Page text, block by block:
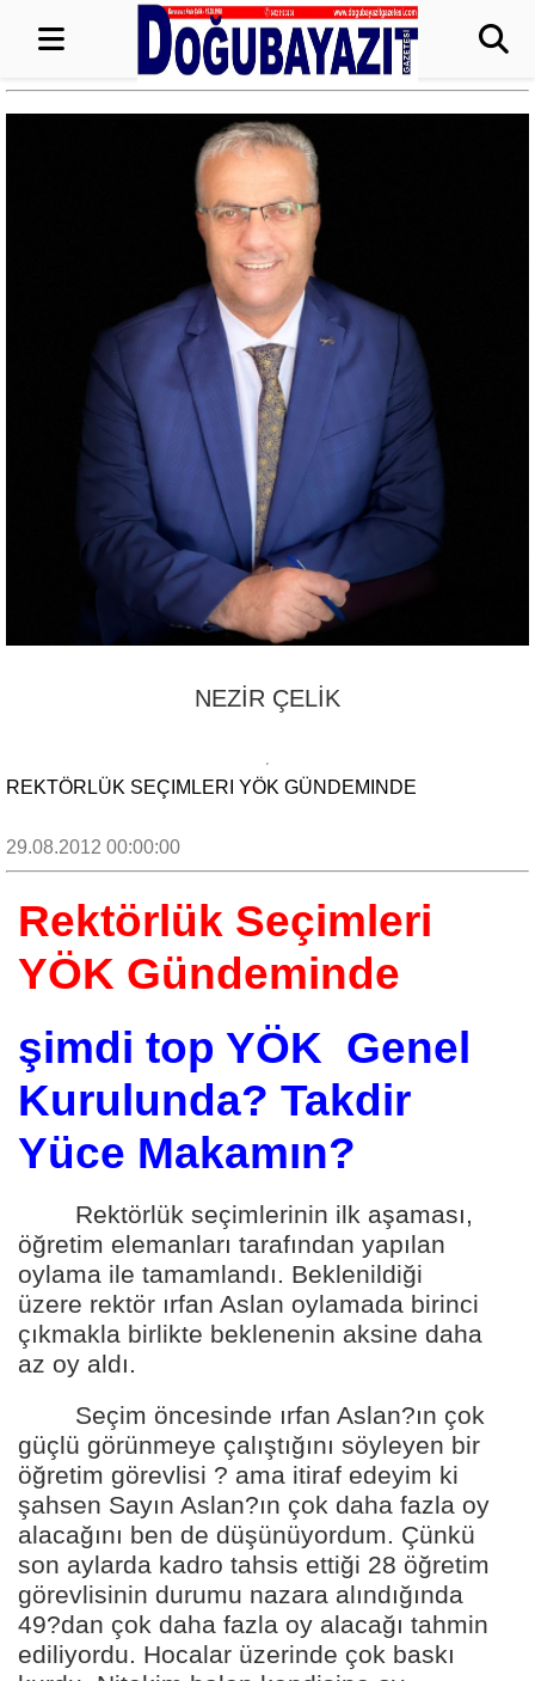
NEZİR ÇELİK
REKTÖRLÜK SEÇIMLERI YÖK GÜNDEMINDE
29.08.2012 00:00:00
Rektörlük Seçimleri
YÖK Gündeminde
şimdi top YÖK Genel
Kurulunda? Takdir
Yüce Makamın?
Rektörlük seçimlerinin ilk aşaması,
öğretim elemanları tarafından yapılan
oylama ile tamamlandı. Beklenildiği
üzere rektör ırfan Aslan oylamada birinci
çıkmakla birlikte beklenenin aksine daha
az oy aldı.
Seçim öncesinde ırfan Aslan?ın çok
güçlü görünmeye çalıştığını söyleyen bir
öğretim görevlisi ? ama itiraf edeyim ki
şahsen Sayın Aslan?ın çok daha fazla oy
alacağını ben de düşünüyordum. Çünkü
son aylarda kadro tahsis ettiği 28 öğretim
görevlisinin durumu nazara alındığında
49?dan çok daha fazla oy alacağı tahmin
ediliyordu. Hocalar üzerinde çok baskı